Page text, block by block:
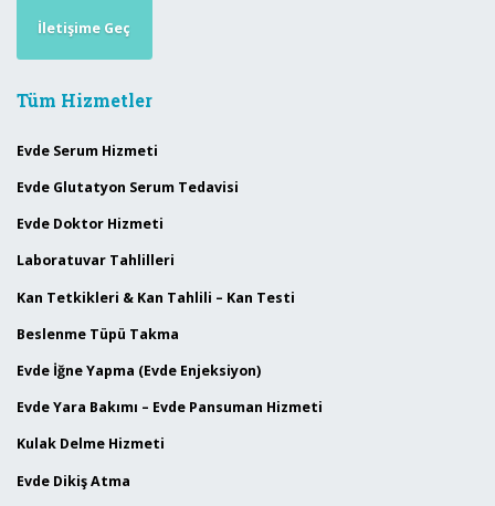
İletişime Geç
Tüm Hizmetler
Evde Serum Hizmeti
Evde Glutatyon Serum Tedavisi
Evde Doktor Hizmeti
Laboratuvar Tahlilleri
Kan Tetkikleri & Kan Tahlili – Kan Testi
Beslenme Tüpü Takma
Evde İğne Yapma (Evde Enjeksiyon)
Evde Yara Bakımı – Evde Pansuman Hizmeti
Kulak Delme Hizmeti
Evde Dikiş Atma